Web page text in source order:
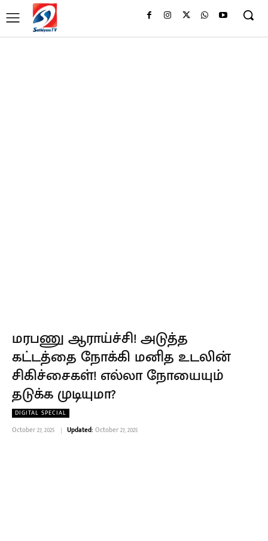
மரபணு ஆராய்ச்சி! அடுத்த
கட்டத்தை நோக்கி மனித உடலின்
சிகிச்சைகள்! எல்லா நோயையும்
தடுக்க முடியுமா?
DIGITAL SPECIAL
October 27, 2025 Updated: October 27, 2025